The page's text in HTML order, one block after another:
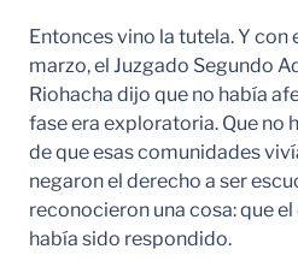
Entonces vino la tutela. Y con
marzo, el Juzgado Segundo
Riohacha dijo que no había
fase era exploratoria. Que no
de que esas comunidades
negaron el derecho a ser
reconocieron una cosa: que
había sido respondido.